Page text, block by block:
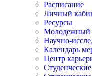
Расписание
Личный
Ресурсы
Молодежный
Научно-
Календарь
Центр